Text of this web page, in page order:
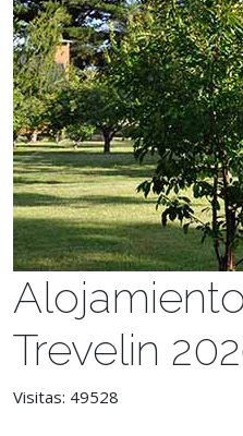
Trevelin
Visitas: 49528